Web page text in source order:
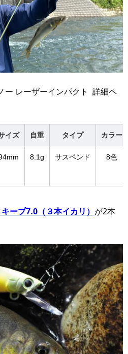
ー レーザーインパクト 詳細ペ
イズ 自重 タイプ カラー
8.1g サスペンド 8色
ープ7.0（３本イカリ） が2本